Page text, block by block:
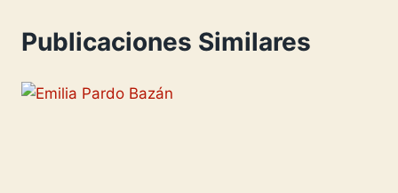
i
t
r
Publicaciones Similares